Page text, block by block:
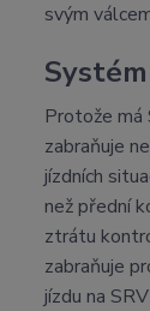
svým
Protože
zabraňuje
jízdních
než přední
ztrátu
zabraňuje
jízdu na